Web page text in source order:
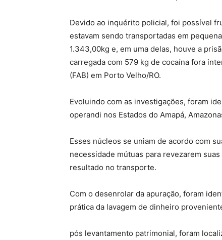
Devido ao inquérito policial, foi possível
estavam sendo transportadas em
1.343,00kg e, em uma delas, houve a
carregada com 579 kg de cocaína fora
(FAB) em Porto Velho/RO.
Evoluindo com as investigações, foram
operandi nos Estados do Amapá,
Esses núcleos se uniam de acordo com
necessidade mútuas para revezarem
resultado no transporte.
Com o desenrolar da apuração, foram
prática da lavagem de dinheiro
pós levantamento patrimonial, foram